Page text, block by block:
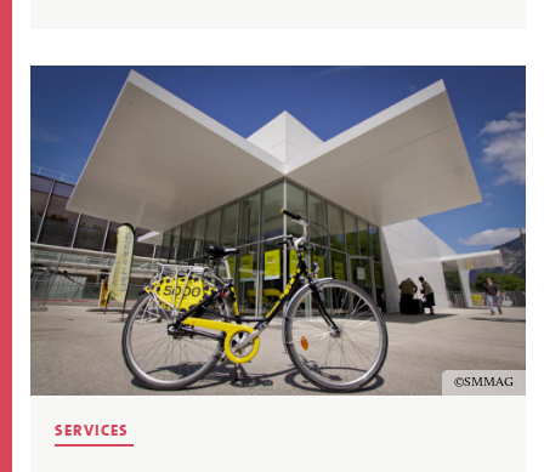
Copyright
SMMAG
THÉMATIQUE
SERVICES